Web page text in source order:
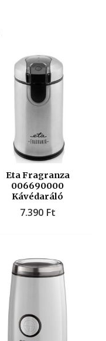
Eta Fragranza
006690000
Kávédaráló
7.390 Ft